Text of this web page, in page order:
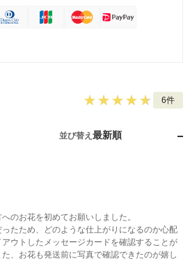
6件
並び替え 最新順
のお花を初めてお願いしました。
たため、どのような仕上がりになるのか心配
ウトしたメッセージカードを確認することが
、お花も発送前に写真で確認できたのが嬉し